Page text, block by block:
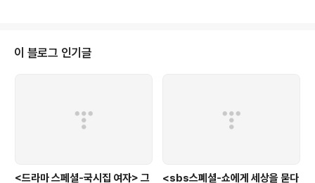
은 남궁민을 빼놓고 이야기를 풀어갈 수가 없다. 남궁민은 일찌기 연기 잘 하는
배우였다. 에서도 장중하- 봉마루로 악과 선의 경계에서 흔들렸던 캐릭터로 ..
이 블로그 인기글
<드라마 스페셜-국시집 여자> 그
<sbs스폐셜-쇼에게 세상을 묻다